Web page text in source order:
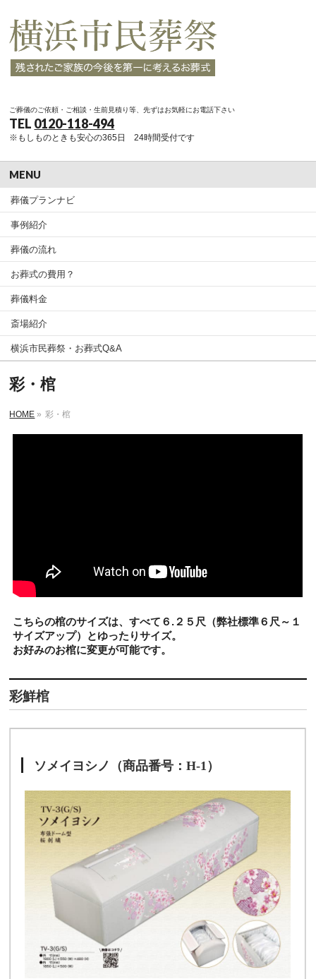
ご葬儀のご依頼・ご相談・生前見積り等、先ずはお気軽にお電話下さい
TEL 0120-118-494
※もしものときも安心の365日 24時間受付です
MENU
葬儀プランナビ
事例紹介
葬儀の流れ
お葬式の費用？
葬儀料金
斎場紹介
横浜市民葬祭・お葬式Q&A
彩・棺
HOME » 彩・棺
こちらの棺のサイズは、すべて６.２５尺（弊社標準６尺～１
サイズアップ）とゆったりサイズ。
お好みのお棺に変更が可能です。
彩鮮棺
ソメイヨシノ（商品番号：H-1）